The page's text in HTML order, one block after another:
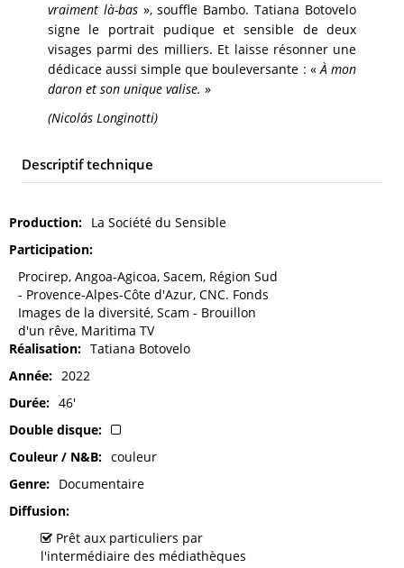
vraiment là-bas », souffle Bambo. Tatiana Botovelo
signe le portrait pudique et sensible de deux
visages parmi des milliers. Et laisse résonner une
dédicace aussi simple que bouleversante : «À mon
daron et son unique valise. »
(Nicolás Longinotti)
Descriptif technique
Production
La Société du Sensible
Participation
Procirep, Angoa-Agicoa, Sacem, Région Sud
- Provence-Alpes-Côte d'Azur, CNC. Fonds
Images de la diversité, Scam - Brouillon
d'un rêve, Maritima TV
Réalisation
Tatiana Botovelo
Année
2022
Durée
46'
Double disque
Couleur / N&B
couleur
Genre
Documentaire
Diffusion
Prêt aux particuliers par
l'intermédiaire des médiathèques